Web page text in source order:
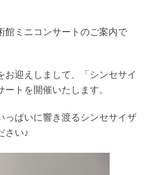
館ミニコンサートのご案内で
お迎えしまして、「シンセサイ
トを開催いたします。
っぱいに響き渡るシンセサイザ
さい♪